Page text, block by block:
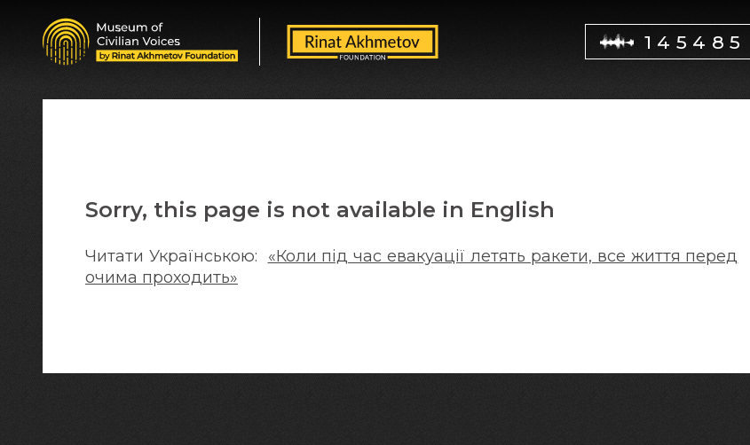
145485
Sorry, this page is not available in English
Читати Українською: «Коли під час евакуації летять ракети, все життя перед
очима проходить»